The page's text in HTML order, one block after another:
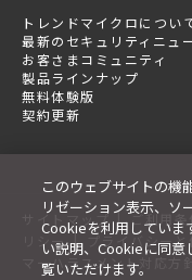
このウェブサイトの機
リゼーション表示、ソ
Cookieを利用してい
い説明、Cookieに同意
覧いただけます。
トレンドマイクロについ
最新のセキュリティニュ
お客さまコミュニティ
製品ラインナップ
無料体験版
契約更新
サイトマップ | ご利用条
リシー | プライバシー
マーハラスメント対応方針